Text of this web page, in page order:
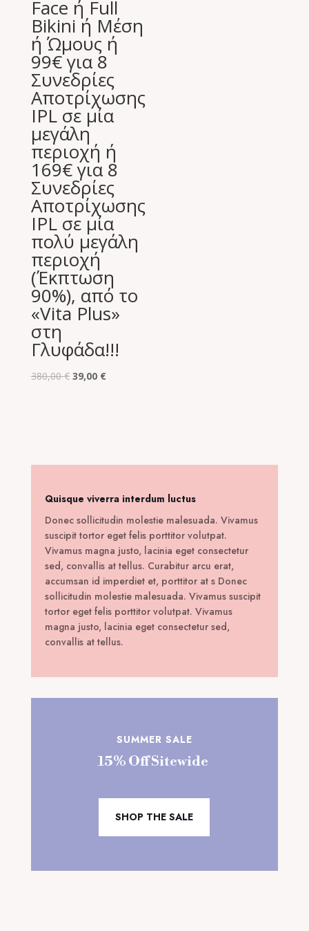
Face ή Full
Bikini ή Μέση
ή Ώμους ή
99€ για 8
Συνεδρίες
Αποτρίχωσης
IPL σε μία
μεγάλη
περιοχή ή
169€ για 8
Συνεδρίες
Αποτρίχωσης
IPL σε μία
πολύ μεγάλη
περιοχή
(Έκπτωση
90%), από το
«Vita Plus»
στη
Γλυφάδα!!!
380,00€ Original
39,00 €Η
Quisque viverra interdum luctus
Donec sollicitudin molestie malesuada. Vivamus
suscipit tortor eget felis porttitor volutpat.
Vivamus magna justo, lacinia eget consectetur
sed, convallis at tellus. Curabitur arcu erat,
accumsan id imperdiet et, porttitor at s Donec
sollicitudin molestie malesuada. Vivamus suscipit
tortor eget felis porttitor volutpat. Vivamus
magna justo, lacinia eget consectetur sed,
convallis at tellus.
SUMMER SALE
15% Off Sitewide
SHOP THE SALE